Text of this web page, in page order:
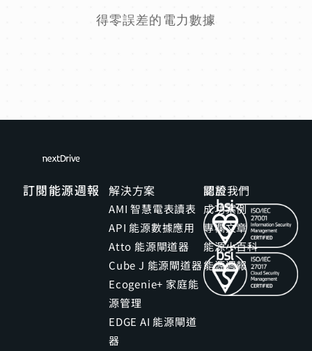
得零誤差的電力數據
訂閱能源週報 解決方案
AMI 智慧電表讀表
API 能源數據應用
Atto 能源閘道器
Cube J 能源閘道器
Ecogenie+ 家庭能
源管理
EDGE AI 能源閘道
器
關於我們
成功案例
專欄文章
能源小百科
能源週報
認證